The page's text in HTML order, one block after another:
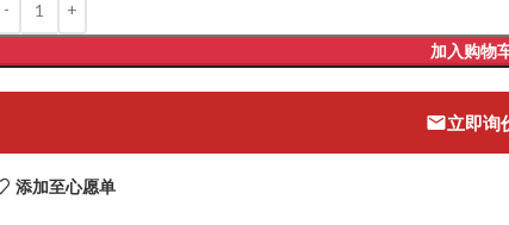
加入购物
立即询
添加至心愿单